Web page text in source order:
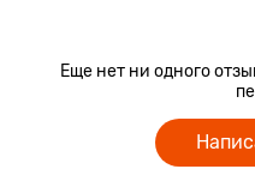
Еще нет ни одного